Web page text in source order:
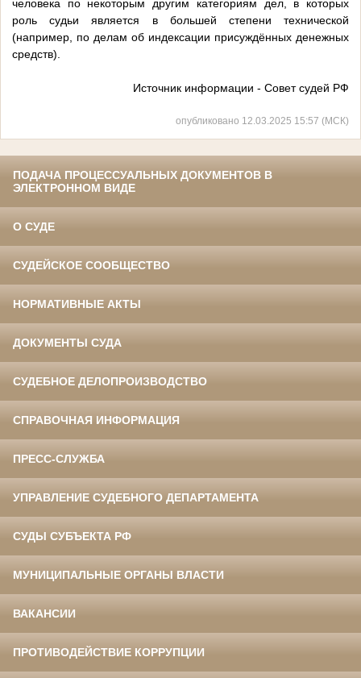
человека по некоторым другим категориям дел, в которых
роль судьи является в большей степени технической
(например, по делам об индексации присуждённых денежных
средств).
Источник информации - Совет судей РФ
опубликовано 12.03.2025 15:57 (МСК)
ПОДАЧА ПРОЦЕССУАЛЬНЫХ ДОКУМЕНТОВ В
ЭЛЕКТРОННОМ ВИДЕ
О СУДЕ
СУДЕЙСКОЕ СООБЩЕСТВО
НОРМАТИВНЫЕ АКТЫ
ДОКУМЕНТЫ СУДА
СУДЕБНОЕ ДЕЛОПРОИЗВОДСТВО
СПРАВОЧНАЯ ИНФОРМАЦИЯ
ПРЕСС-СЛУЖБА
УПРАВЛЕНИЕ СУДЕБНОГО ДЕПАРТАМЕНТА
СУДЫ СУБЪЕКТА РФ
МУНИЦИПАЛЬНЫЕ ОРГАНЫ ВЛАСТИ
ВАКАНСИИ
ПРОТИВОДЕЙСТВИЕ КОРРУПЦИИ